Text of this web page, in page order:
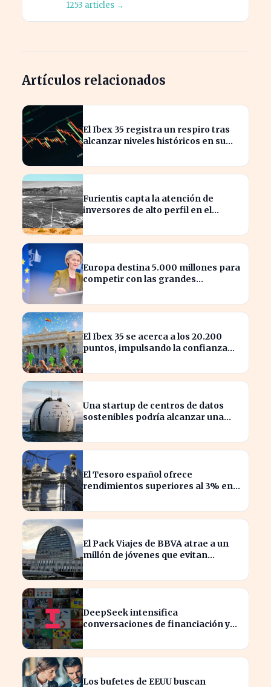
1253 articles →
Artículos relacionados
El Ibex 35 registra un respiro tras
alcanzar niveles históricos en su
Furientis capta la atención de
inversores de alto perfil en el
Europa destina 5.000 millones para
competir con las grandes
El Ibex 35 se acerca a los 20.200
puntos, impulsando la confianza
Una startup de centros de datos
sostenibles podría alcanzar una
El Tesoro español ofrece
rendimientos superiores al 3% en
El Pack Viajes de BBVA atrae a un
millón de jóvenes que evitan
DeepSeek intensifica
conversaciones de financiación y
modelos
Los bufetes de EEUU buscan